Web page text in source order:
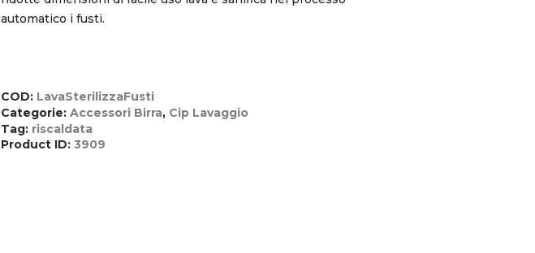
automatico i fusti.
COD: LavaSterilizzaFusti
Categorie: Accessori Birra, Cip Lavaggio
Tag: riscaldata
Product ID: 3909